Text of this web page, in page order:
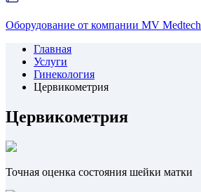
Оборудование от компании MV Medtech
Главная
Услуги
Гинекология
Цервикометрия
Цервикометрия
Точная оценка состояния шейки матки